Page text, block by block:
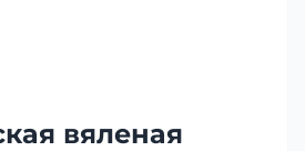
вяленая